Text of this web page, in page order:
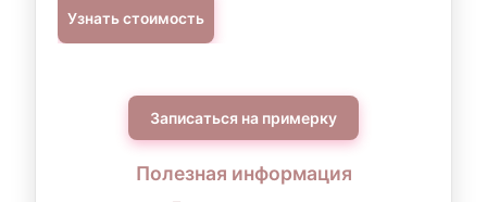
Узнать стоимость
Записаться на примерку
Полезная информация